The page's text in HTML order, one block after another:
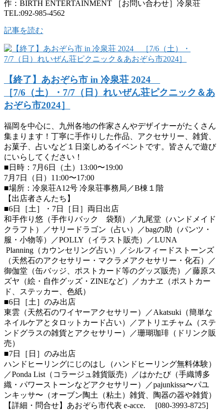
作：BIRTH ENTERTAINMENT ［お問い合わせ］冷泉荘
TEL:092-985-4562
記事を読む
【終了】あおぞら市 in 冷泉荘 2024
［7/6（土）・7/7（日）れいぜん荘ピクニック＆あ
おぞら市2024］
福岡を中心に、九州各地の作家さんやデザイナーがたくさん
集まります！丁寧に手作りした作品、アクセサリー、雑貨、
お菓子、占いなど１日楽しめるイベントです。皆さんで遊び
にいらしてください！
■日時：7月6日（土）13:00〜19:00
7月7日（日）11:00〜17:00
■場所：冷泉荘A12号 冷泉荘事務局／B棟１階
【出店者さんたち】
■6日［土］・7日［日］両日出店
和手作り悠（手作りバック 袋類）／九尾堂（ハンドメイド
クラフト）／サリードラゴン（占い）／bagの助（パンツ・
服・小物等）／POLLY（イラスト販売）／LUNA
Planning（カウンセリング占い）／シルフィードストーンズ
（天然石のアクセサリー・マクラメアクセサリー・化石）／
御伽堂（缶バッジ、ポストカード等のグッズ販売）／藤原ス
ズヤ（絵・自作グッズ・ZINEなど）／カナヱ（ポストカー
ド、ステッカー、色紙）
■6日［土］のみ出店
東雲（天然石のワイヤーアクセサリー）／Akatsuki（簡単な
ネイルケアとタロットカード占い）／アトリエチャム（ステ
ンドグラスの雑貨とアクセサリー）／珊瑚珈琲（ドリンク販
売）
■7日［日］のみ出店
ハンドヒーリングにじのはし（ハンドヒーリング無料体験）
／Ponda List（コラージュ雑貨販売）／はかたび（手織博多
織・パワーストーンなどアクセサリー）／pajunkissa〜パユ
ンキッサ〜（オーブン陶土（粘土）雑貨、陶器の器や雑貨）
【詳細・問合せ】あおぞら市代表 e-acce. [080-3993-8725]